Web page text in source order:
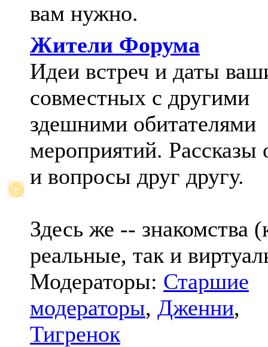
вам нужно.
Жители Форума
Идеи встреч и даты
совместных с другими
здешними обитателями
мероприятий. Рассказы
и вопросы друг другу.
Здесь же -- знакомства
реальные, так и
Модераторы: Старшие
модераторы, Дженни,
Тигренок